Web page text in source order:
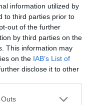
information utilized by
to third parties prior to
out of the further
by third parties on the
This information may
on the IAB’s List of
disclose it to other
one or more Google